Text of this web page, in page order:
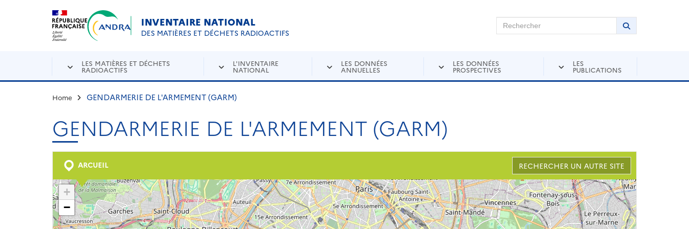
Aller au contenu principal
INVENTAIRE NATIONAL
DES MATIÈRES ET DÉCHETS RADIOACTIFS
Rechercher sur Andra Inventaire Rechercher
Lancer la
LES MATIÈRES ET DÉCHETS
RADIOACTIFS
L'INVENTAIRE
NATIONAL
LES DONNÉES
ANNUELLES
LES DONNÉES
PROSPECTIVES
LES
PUBLICATIONS
Home GENDARMERIE DE L'ARMEMENT (GARM)
GENDARMERIE DE L'ARMEMENT (GARM)
ARCUEIL RECHERCHER UN AUTRE SITE
+
−